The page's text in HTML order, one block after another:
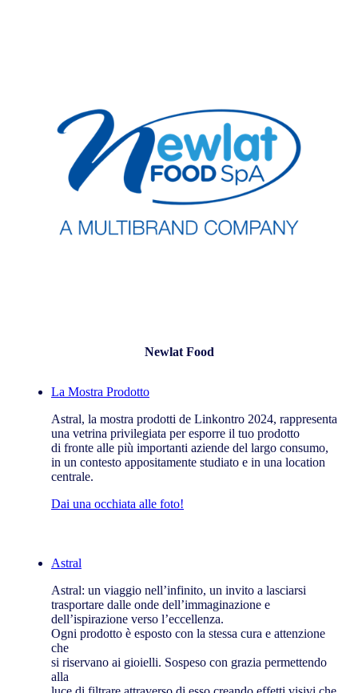
Newlat Food
La Mostra Prodotto
Astral, la mostra prodotti de Linkontro 2024, rappresenta
una vetrina privilegiata per esporre il tuo prodotto
di fronte alle più importanti aziende del largo consumo,
in un contesto appositamente studiato e in una location
centrale.
Dai una occhiata alle foto!
Astral
Astral: un viaggio nell’infinito, un invito a lasciarsi
trasportare dalle onde dell’immaginazione e
dell’ispirazione verso l’eccellenza.
Ogni prodotto è esposto con la stessa cura e attenzione
che
si riservano ai gioielli. Sospeso con grazia permettendo
alla